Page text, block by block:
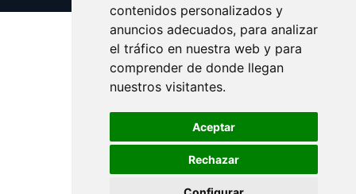
contenidos personalizados y
anuncios adecuados, para analizar
el tráfico en nuestra web y para
comprender de donde llegan
nuestros visitantes.
Aceptar
Rechazar